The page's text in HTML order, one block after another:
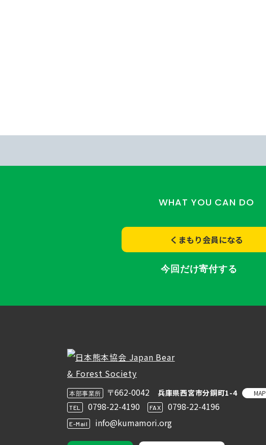
WHAT YOU CAN DO
くまもり会員になる
今回だけ寄付する
本部事業所 〒662-0042 兵庫県西宮市分銅町1-4 MAP
TEL 0798-22-4190 FAX 0798-22-4196
E-Mail info@kumamori.org